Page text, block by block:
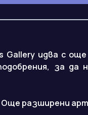
Gallery идва с
за
Още разширени